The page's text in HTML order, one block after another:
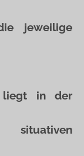
jeweilige
liegt in der
situativen